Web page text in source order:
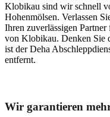
Klobikau sind wir schnell
Hohenmölsen. Verlassen
Ihren zuverlässigen
von Klobikau. Denken Sie
ist der Deha
entfernt.
Wir garantieren